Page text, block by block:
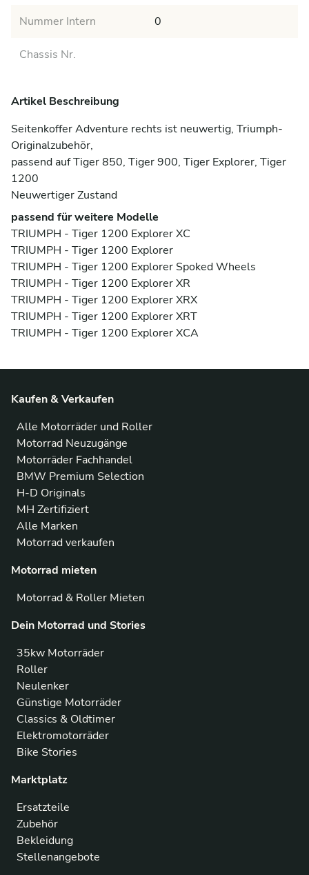
Nummer Intern 0
Chassis Nr.
Artikel Beschreibung
Seitenkoffer Adventure rechts ist neuwertig, Triumph-
Originalzubehör,
passend auf Tiger 850, Tiger 900, Tiger Explorer, Tiger
1200
Neuwertiger Zustand
passend für weitere Modelle
TRIUMPH - Tiger 1200 Explorer XC
TRIUMPH - Tiger 1200 Explorer
TRIUMPH - Tiger 1200 Explorer Spoked Wheels
TRIUMPH - Tiger 1200 Explorer XR
TRIUMPH - Tiger 1200 Explorer XRX
TRIUMPH - Tiger 1200 Explorer XRT
TRIUMPH - Tiger 1200 Explorer XCA
Kaufen & Verkaufen
Alle Motorräder und Roller
Motorrad Neuzugänge
Motorräder Fachhandel
BMW Premium Selection
H-D Originals
MH Zertifiziert
Alle Marken
Motorrad verkaufen
Motorrad mieten
Motorrad & Roller Mieten
Dein Motorrad und Stories
35kw Motorräder
Roller
Neulenker
Günstige Motorräder
Classics & Oldtimer
Elektromotorräder
Bike Stories
Marktplatz
Ersatzteile
Zubehör
Bekleidung
Stellenangebote